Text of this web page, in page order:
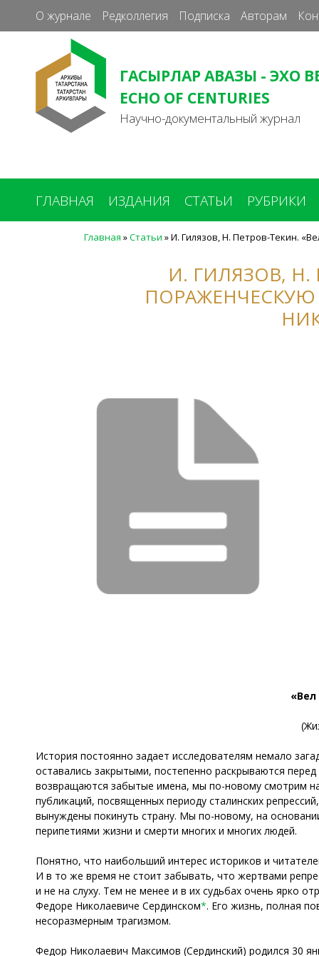
О журнале Редколлегия Подписка Авторам
ГАСЫРЛАР АВАЗЫ - ЭХО
ECHO OF CENTURIES
Научно-документальный журнал
ГЛАВНАЯ ИЗДАНИЯ СТАТЬИ РУБРИКИ
Главная »Статьи »И. Гилязов, Н. Петров-Текин.
И. ГИЛЯЗОВ,
История постоянно задает исследователям немало
оставались закрытыми, постепенно раскрываются
возвращаются забытые имена, мы по-новому смотрим
публикаций, посвященных периоду сталинских
вынуждены покинуть страну. Мы по-новому, на
перипетиями жизни и смерти многих и многих людей.
Понятно, что наибольший интерес историков и
И в то же время не стоит забывать, что жертвами
и не на слуху. Тем не менее и в их судьбах очень ярко
Федоре Николаевиче Сердинском*. Его жизнь, полная
несоразмерным трагизмом.
Федор Николаевич Максимов (Сердинский) родился 30